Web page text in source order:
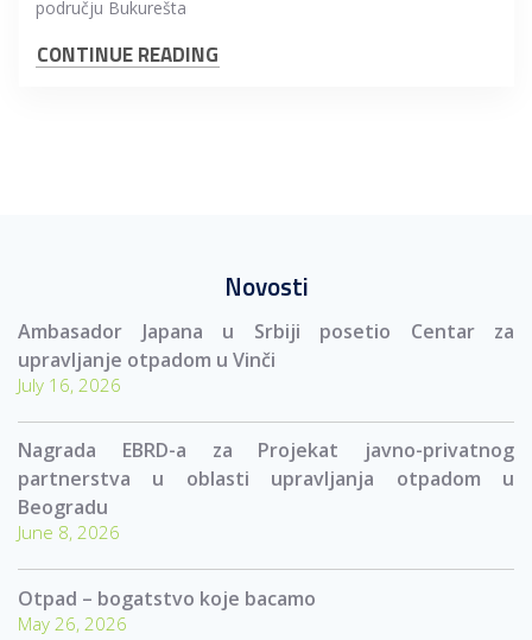
području Bukurešta
CONTINUE READING
Novosti
Ambasador Japana u Srbiji posetio Centar za
upravljanje otpadom u Vinči
July 16, 2026
Nagrada EBRD-a za Projekat javno-privatnog
partnerstva u oblasti upravljanja otpadom u
Beogradu
June 8, 2026
Otpad – bogatstvo koje bacamo
May 26, 2026